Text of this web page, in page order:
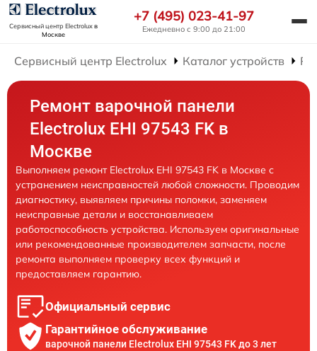
Сервисный центр Electroluxв
Москве
+7 (495) 023-41-97
Ежедневно с 9:00 до 21:00
Сервисный центр Electrolux Каталог устройств
Ремонт варочной панели
Electrolux EHI 97543 FK в
Москве
Выполняем ремонт Electrolux EHI 97543 FK в Москве с
устранением неисправностей любой сложности. Проводим
диагностику, выявляем причины поломки, заменяем
неисправные детали и восстанавливаем
работоспособность устройства. Используем оригинальные
или рекомендованные производителем запчасти, после
ремонта выполняем проверку всех функций и
предоставляем гарантию.
Официальный сервис
Гарантийное обслуживание
варочной панели Electrolux EHI 97543 FK до 3 лет